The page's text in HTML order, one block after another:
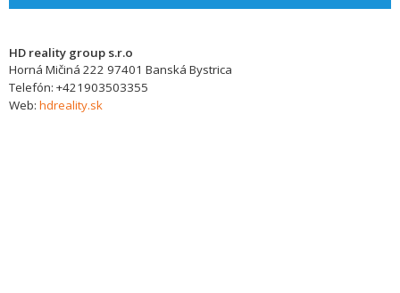
HD reality group s.r.o
Horná Mičiná 222 97401 Banská Bystrica
Telefón: +421903503355
Web: hdreality.sk